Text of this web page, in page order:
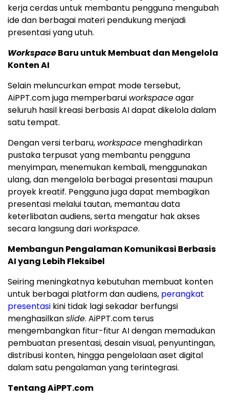
kerja cerdas untuk membantu pengguna mengubah
ide dan berbagai materi pendukung menjadi
presentasi yang utuh.
WorkspaceBaru untuk Membuat dan Mengelola
Konten AI
Selain meluncurkan empat mode tersebut,
AiPPT.com juga memperbarui workspaceagar
seluruh hasil kreasi berbasis AI dapat dikelola dalam
satu tempat.
Dengan versi terbaru, workspace menghadirkan
pustaka terpusat yang membantu pengguna
menyimpan, menemukan kembali, menggunakan
ulang, dan mengelola berbagai presentasi maupun
proyek kreatif. Pengguna juga dapat membagikan
presentasi melalui tautan, memantau data
keterlibatan audiens, serta mengatur hak akses
secara langsung dari workspace.
Membangun Pengalaman Komunikasi Berbasis
AI yang Lebih Fleksibel
Seiring meningkatnya kebutuhan membuat konten
untuk berbagai platform dan audiens, perangkat
presentasi kini tidak lagi sekadar berfungsi
menghasilkanslide. AiPPT.com terus
mengembangkan fitur-fitur AI dengan memadukan
pembuatan presentasi, desain visual, penyuntingan,
distribusi konten, hingga pengelolaan aset digital
dalam satu pengalaman yang terintegrasi.
Tentang AiPPT.com